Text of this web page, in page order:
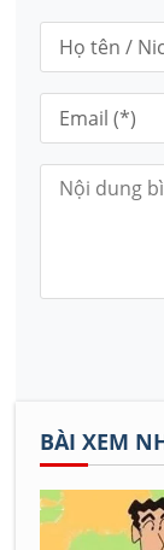
BÀI XEM